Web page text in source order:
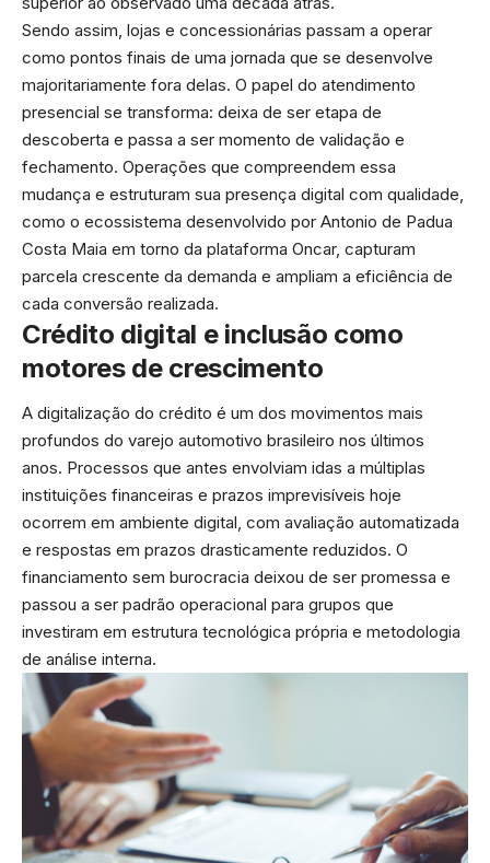
Sendo assim, lojas e concessionárias passam a operar
como pontos finais de uma jornada que se desenvolve
majoritariamente fora delas. O papel do atendimento
presencial se transforma: deixa de ser etapa de
descoberta e passa a ser momento de validação e
fechamento. Operações que compreendem essa
mudança e estruturam sua presença digital com qualidade,
como o ecossistema desenvolvido por Antonio de Padua
Costa Maia em torno da plataforma Oncar, capturam
parcela crescente da demanda e ampliam a eficiência de
cada conversão realizada.
Crédito digital e inclusão como
motores de crescimento
A digitalização do crédito é um dos movimentos mais
profundos do varejo automotivo brasileiro nos últimos
anos. Processos que antes envolviam idas a múltiplas
instituições financeiras e prazos imprevisíveis hoje
ocorrem em ambiente digital, com avaliação automatizada
e respostas em prazos drasticamente reduzidos. O
financiamento sem burocracia deixou de ser promessa e
passou a ser padrão operacional para grupos que
investiram em estrutura tecnológica própria e metodologia
de análise interna.